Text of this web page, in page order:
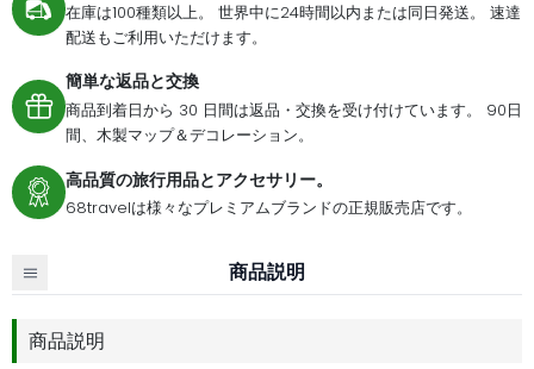
在庫は100種類以上。 世界中に24時間以内または同日発送。 速達
配送もご利用いただけます。
簡単な返品と交換
商品到着日から 30 日間は返品・交換を受け付けています。 90日
間、木製マップ＆デコレーション。
高品質の旅行用品とアクセサリー。
68travelは様々なプレミアムブランドの正規販売店です。
商品説明
商品説明